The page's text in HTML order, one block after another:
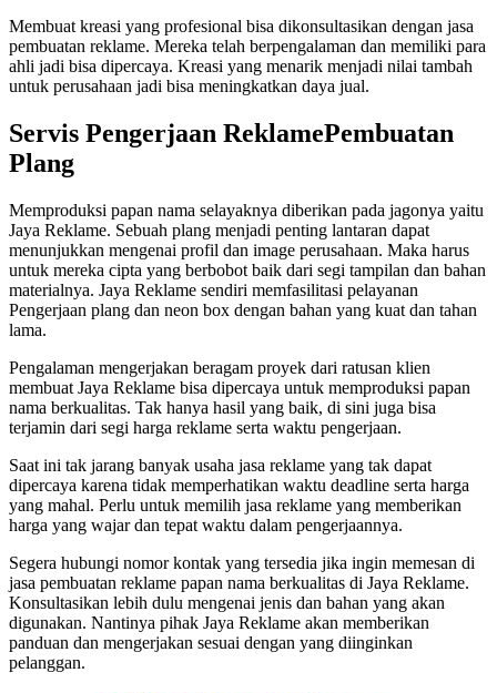
Membuat kreasi yang profesional bisa dikonsultasikan dengan jasa
pembuatan reklame. Mereka telah berpengalaman dan memiliki para
ahli jadi bisa dipercaya. Kreasi yang menarik menjadi nilai tambah
untuk perusahaan jadi bisa meningkatkan daya jual.
Servis Pengerjaan ReklamePembuatan
Plang
Memproduksi papan nama selayaknya diberikan pada jagonya yaitu
Jaya Reklame. Sebuah plang menjadi penting lantaran dapat
menunjukkan mengenai profil dan image perusahaan. Maka harus
untuk mereka cipta yang berbobot baik dari segi tampilan dan bahan
materialnya. Jaya Reklame sendiri memfasilitasi pelayanan
Pengerjaan plang dan neon box dengan bahan yang kuat dan tahan
lama.
Pengalaman mengerjakan beragam proyek dari ratusan klien
membuat Jaya Reklame bisa dipercaya untuk memproduksi papan
nama berkualitas. Tak hanya hasil yang baik, di sini juga bisa
terjamin dari segi harga reklame serta waktu pengerjaan.
Saat ini tak jarang banyak usaha jasa reklame yang tak dapat
dipercaya karena tidak memperhatikan waktu deadline serta harga
yang mahal. Perlu untuk memilih jasa reklame yang memberikan
harga yang wajar dan tepat waktu dalam pengerjaannya.
Segera hubungi nomor kontak yang tersedia jika ingin memesan di
jasa pembuatan reklame papan nama berkualitas di Jaya Reklame.
Konsultasikan lebih dulu mengenai jenis dan bahan yang akan
digunakan. Nantinya pihak Jaya Reklame akan memberikan
panduan dan mengerjakan sesuai dengan yang diinginkan
pelanggan.